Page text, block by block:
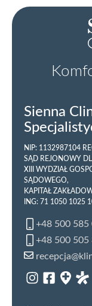
Sienna
NIP: 1132987104
SĄD REJONOWY
XIII WYDZIAŁ
SĄDOWEGO,
KAPITAŁ
ING: 71 1050 1025
+48 500 585
+48 500 505